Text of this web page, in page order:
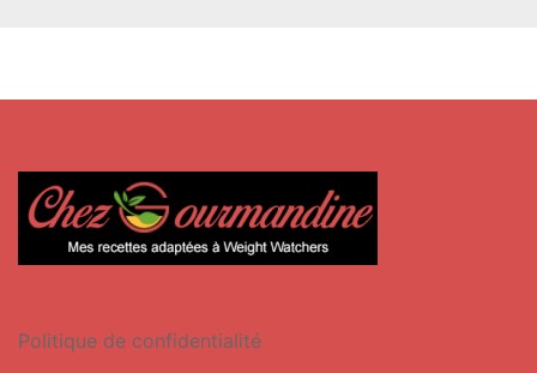
Politique de confidentialité